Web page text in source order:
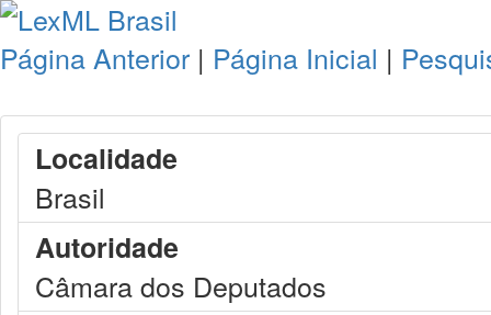
Página Anterior | Página Inicial |
Localidade
Brasil
Autoridade
Câmara dos Deputados